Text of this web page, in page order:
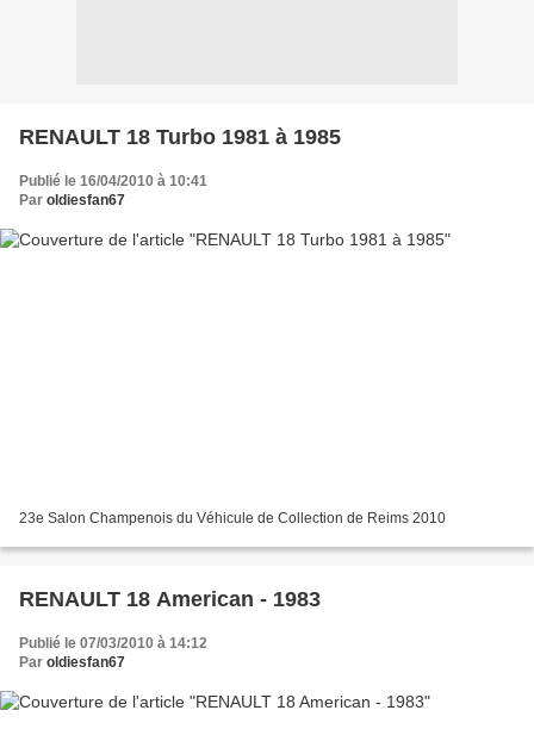
RENAULT 18 Turbo 1981 à 1985
Publié le 16/04/2010 à 10:41
Par oldiesfan67
23e Salon Champenois du Véhicule de Collection de Reims 2010
RENAULT 18 American - 1983
Publié le 07/03/2010 à 14:12
Par oldiesfan67